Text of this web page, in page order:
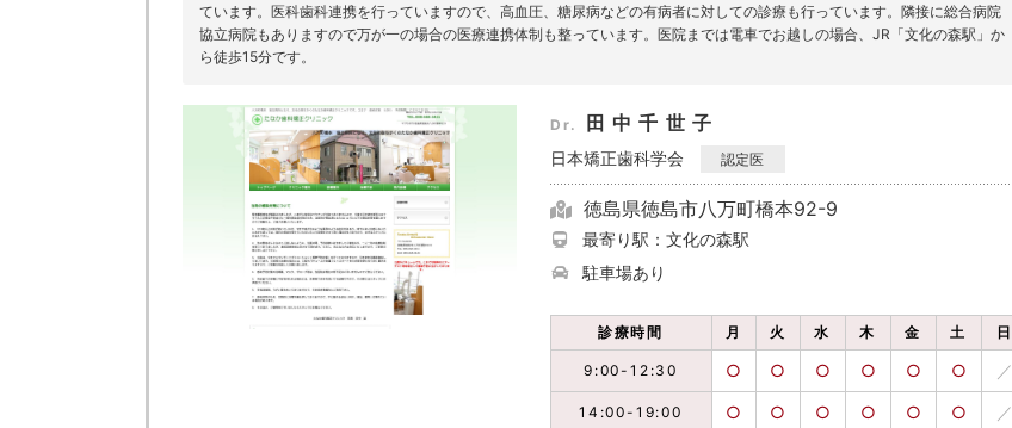
ています。医科歯科連携を行っていますので、高血圧、糖尿病などの有病者に対しての診療も行っています。隣接に総合病院
協立病院もありますので万が一の場合の医療連携体制も整っています。医院までは電車でお越しの場合、JR「文化の森駅」か
ら徒歩15分です。
Dr. 田中千世子
日本矯正歯科学会 認定医
徳島県徳島市八万町橋本92-9
最寄り駅：文化の森駅
駐車場あり
診療時間 月 火 水 木 金 土 日
9:00-12:30 ○ ○ ○ ○ ○ ○ ／
14:00-19:00 ○ ○ ○ ○ ○ ○ ／